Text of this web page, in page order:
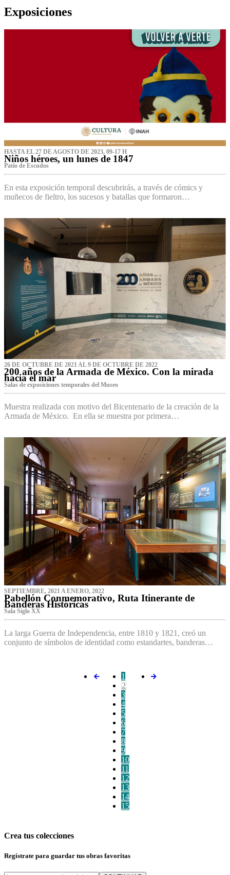
Exposiciones
HASTA EL 27 DE AGOSTO DE 2023, 09-17 H
Niños héroes, un lunes de 1847
Patio de Escudos
En esta exposición temporal descubrirás, a través de cómics y
muñecos de fieltro, los sucesos y batallas que formaron…
26 DE OCTUBRE DE 2021 AL 9 DE OCTUBRE DE 2022
200 años de la Armada de México. Con la mirada
hacia el mar
Salas de exposiciones temporales del Museo‌
Muestra realizada con motivo del Bicentenario de la creación de la
Armada de México. En ella se muestra por primera…
SEPTIEMBRE, 2021 A ENERO, 2022
Pabellón Conmemorativo, Ruta Itinerante de
Banderas Históricas
Sala Siglo XX
La larga Guerra de Independencia, entre 1810 y 1821, creó un
conjunto de símbolos de identidad como estandartes, banderas…
1
2
3
4
5
6
7
8
9
10
11
12
13
14
15
Crea tus colecciones
Regístrate para guardar tus obras favoritas